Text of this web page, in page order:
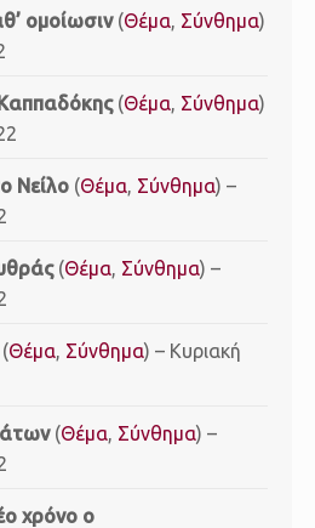
ομοίωσιν (Θέμα, Σύνθημα)
(Θέμα, Σύνθημα)
Νείλο (Θέμα, Σύνθημα) –
(Θέμα, Σύνθημα) –
Θέμα, Σύνθημα) – Κυριακή
(Θέμα, Σύνθημα) –
χρόνο ο